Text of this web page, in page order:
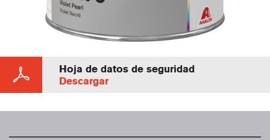
Hoja de datos de seguridad
Descargar